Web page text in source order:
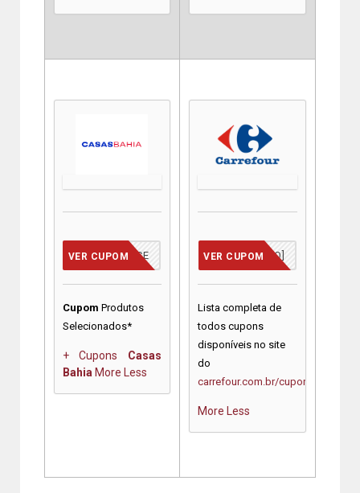
VCMERECE
VER CUPOM
Cupom Produtos
Selecionados*
+ Cupons Casas
Bahia More Less
[JÁ INCLUSO]
VER CUPOM
Lista completa de
todos cupons
disponíveis no site
do
carrefour.com.br/cupons
More Less